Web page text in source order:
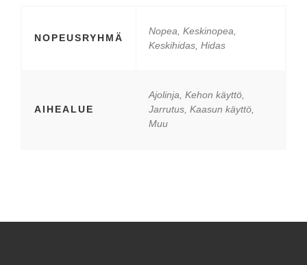
NOPEUSRYHMÄ
Nopea, Keskinopea,
Keskihidas, Hidas
AIHEALUE
Ajolinja, Kehon käyttö,
Jarrutus, Kaasun käyttö,
Muu